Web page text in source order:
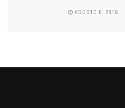
AGOSTO 6, 2018